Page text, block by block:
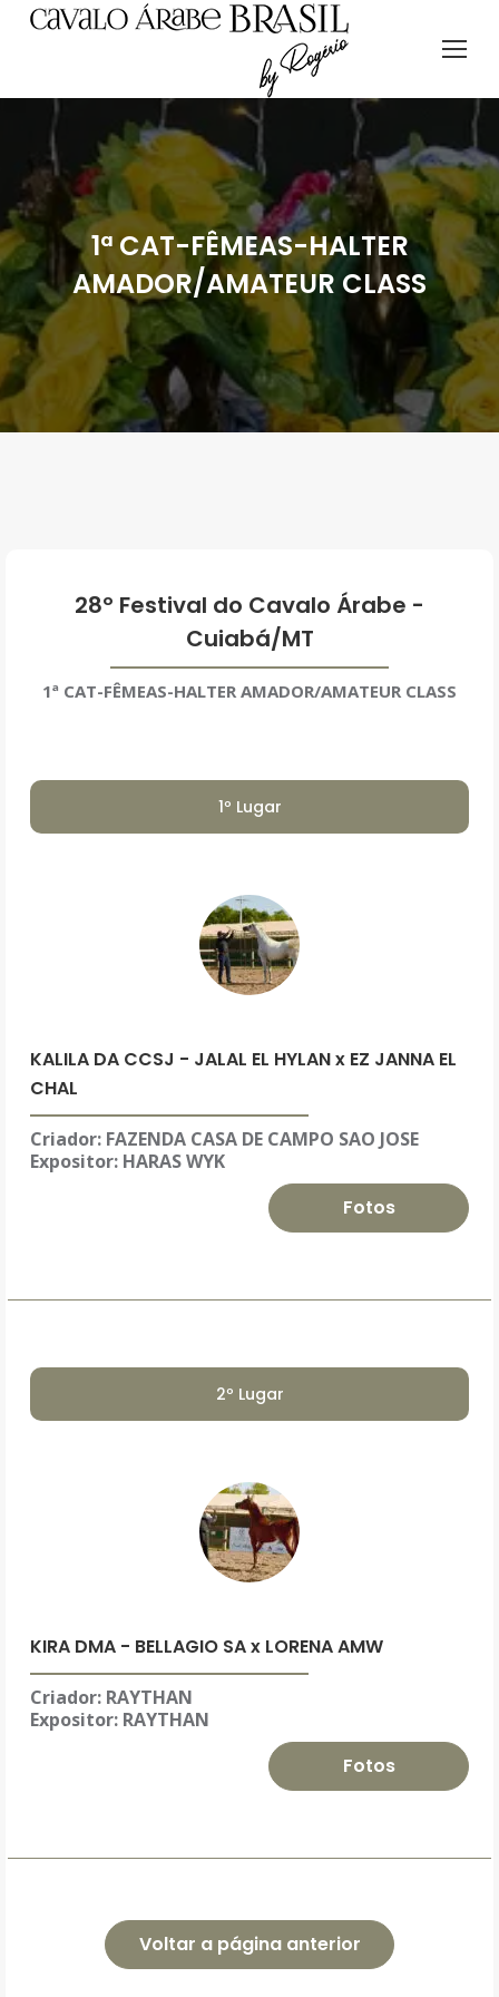
1ª CAT-FÊMEAS-HALTER
AMADOR/AMATEUR CLASS
28º Festival do Cavalo Árabe -
Cuiabá/MT
1ª CAT-FÊMEAS-HALTER AMADOR/AMATEUR CLASS
1º Lugar
KALILA DA CCSJ - JALAL EL HYLAN x EZ JANNA EL
CHAL
Criador: FAZENDA CASA DE CAMPO SAO JOSE
Expositor: HARAS WYK
Fotos
2º Lugar
KIRA DMA - BELLAGIO SA x LORENA AMW
Criador: RAYTHAN
Expositor: RAYTHAN
Fotos
Voltar a página anterior